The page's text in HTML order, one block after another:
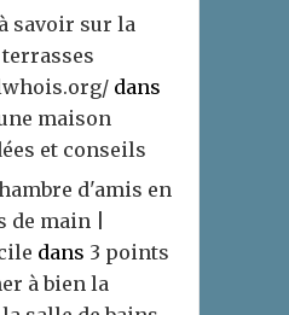
savoir sur la
dans
maison
et conseils
d'amis en
de main |
dans 3 points
à bien la